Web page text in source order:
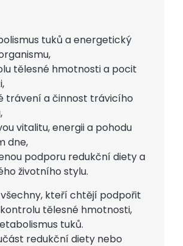
tuků a energetický
tělesné hmotnosti a pocit
trávení a činnost trávicího
vitalitu, energii a pohodu
dne,
podporu redukční diety a
životního stylu.
kteří chtějí podpořit
tělesné hmotnosti,
tuků.
redukční diety nebo